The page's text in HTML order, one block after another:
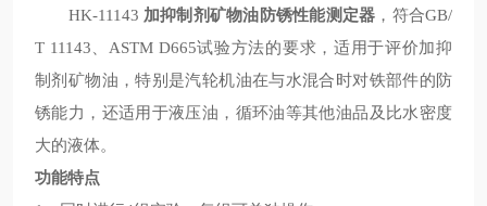
HK-11143 加抑制剂矿物油防锈性能测定器 ，符合GB/
T 11143、ASTM D665试验方法的要求，适用于评价加抑
制剂矿物油，特别是汽轮机油在与水混合时对铁部件的防
锈能力，还适用于液压油，循环油等其他油品及比水密度
大的液体。
功能特点